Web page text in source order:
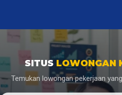
SITUS LOWONGAN
Temukan lowongan pekerjaan